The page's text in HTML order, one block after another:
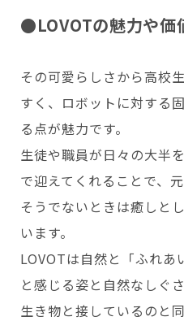
●LOVOTの魅力や価
その可愛らしさから高校
すく、ロボットに対する
る点が魅力です。
生徒や職員が日々の大半
で迎えてくれることで、
そうでないときは癒しと
います。
LOVOTは自然と「ふれあ
と感じる姿と自然なしぐ
生き物と接しているのと